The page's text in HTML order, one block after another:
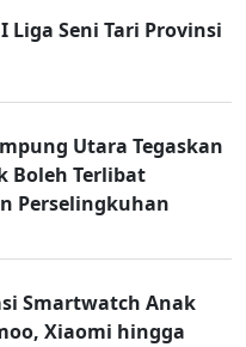
Liga Seni Tari Provinsi
Utara Tegaskan
Boleh Terlibat
Perselingkuhan
Smartwatch Anak
Xiaomi hingga